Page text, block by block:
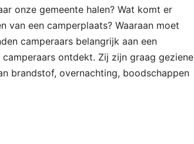
onze gemeente halen? Wat komt er
van een camperplaats? Waaraan moet
camperaars belangrijk aan een
ontdekt. Zij zijn graag geziene
brandstof, overnachting, boodschappen